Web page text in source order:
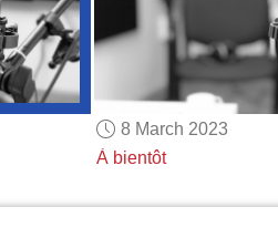
8 March 2023
À bientôt